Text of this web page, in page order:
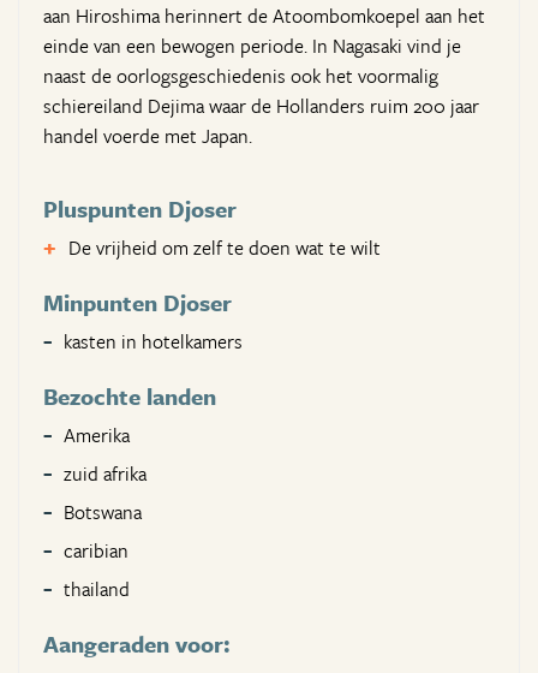
aan Hiroshima herinnert de Atoombomkoepel aan het
einde van een bewogen periode. In Nagasaki vind je
naast de oorlogsgeschiedenis ook het voormalig
schiereiland Dejima waar de Hollanders ruim 200 jaar
handel voerde met Japan.
Pluspunten Djoser
De vrijheid om zelf te doen wat te wilt
Minpunten Djoser
kasten in hotelkamers
Bezochte landen
Amerika
zuid afrika
Botswana
caribian
thailand
Aangeraden voor: